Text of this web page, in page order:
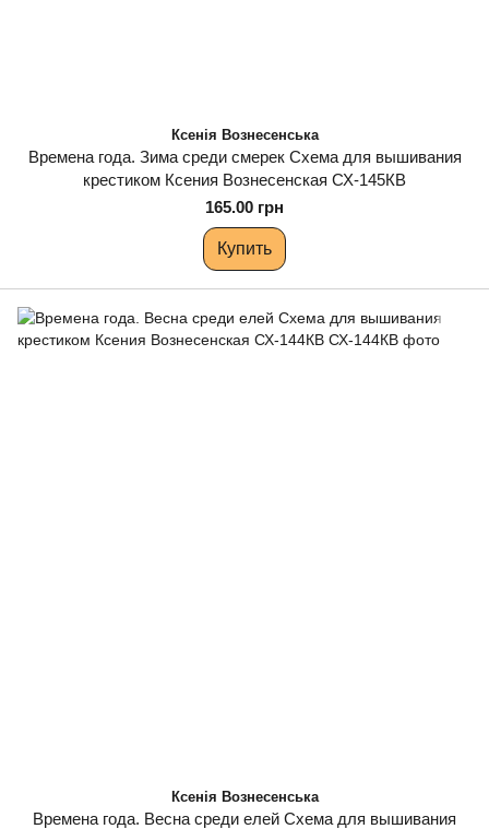
Ксенія Вознесенська
Времена года. Зима среди смерек Схема для вышивания
крестиком Ксения Вознесенская СХ-145КВ
165.00 грн
Купить
Ксенія Вознесенська
Времена года. Весна среди елей Схема для вышивания